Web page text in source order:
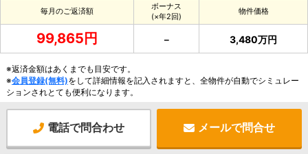
毎月のご返済額
ボーナス
(×年2回)
物件価格
99,865円 － 3,480万円
※返済金額はあくまでも目安です。
※会員登録(無料)をして詳細情報を記入されますと、全物件が自動でシミュレー
ションされとても便利になります。
電話で問合わせ メールで問合せ